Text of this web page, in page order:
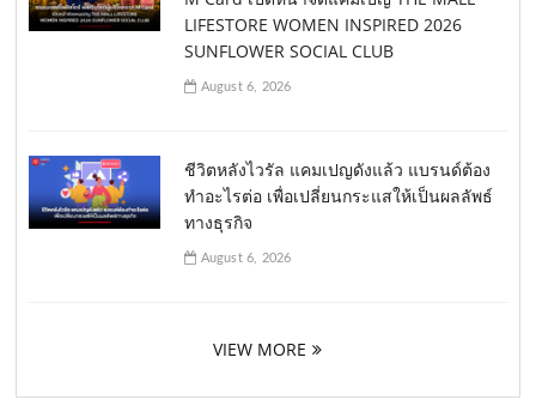
LIFESTORE WOMEN INSPIRED 2026
SUNFLOWER SOCIAL CLUB
August 6, 2026
ชีวิตหลังไวรัล แคมเปญดังแล้ว แบรนด์ต้อง
ทำอะไรต่อ เพื่อเปลี่ยนกระแสให้เป็นผลลัพธ์
ทางธุรกิจ
August 6, 2026
VIEW MORE